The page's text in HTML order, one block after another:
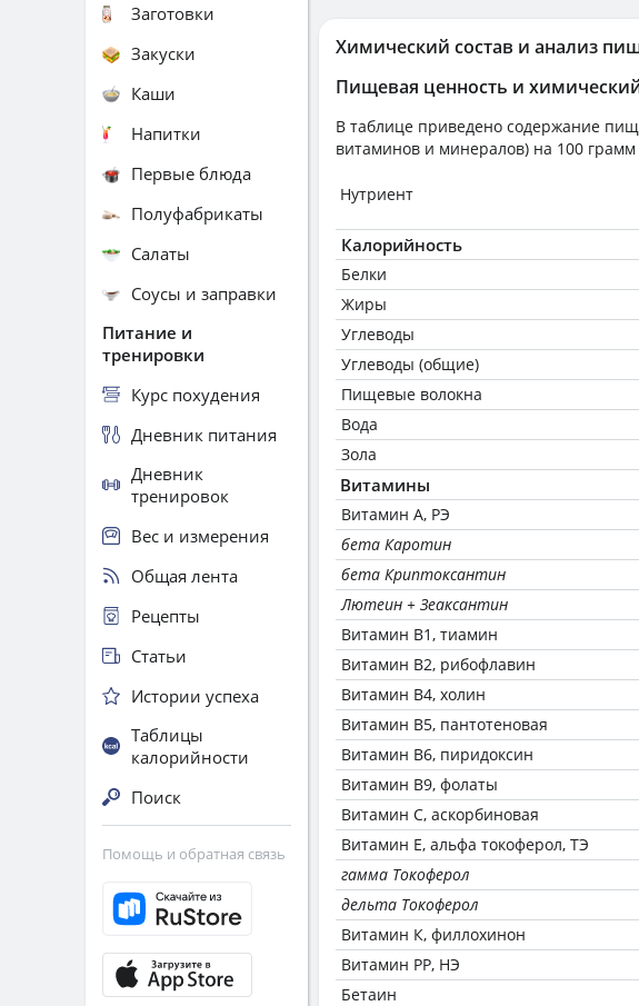
Химический состав и анализ
Пищевая ценность и
В таблице приведено содержание
витаминов и минералов) на 100 грамм
Нутриент
Калорийность
Белки
Жиры
Углеводы
Углеводы (общие)
Пищевые волокна
Вода
Зола
Витамины
Витамин А, РЭ
бета Каротин
бета Криптоксантин
Лютеин + Зеаксантин
Витамин В1, тиамин
Витамин В2, рибофлавин
Витамин В4, холин
Витамин В5, пантотеновая
Витамин В6, пиридоксин
Витамин В9, фолаты
Витамин C, аскорбиновая
Витамин Е, альфа токоферол, ТЭ
гамма Токоферол
дельта Токоферол
Витамин К, филлохинон
Витамин РР, НЭ
Бетаин
Заготовки
Закуски
Каши
Напитки
Первые блюда
Полуфабрикаты
Салаты
Соусы и заправки
Питание и
тренировки
Курс похудения
Дневник питания
Дневник
тренировок
Вес и измерения
Общая лента
Рецепты
Статьи
Истории успеха
Таблицы
калорийности
Поиск
Помощь и обратная связь